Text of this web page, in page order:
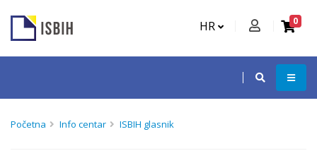
HR 0
Početna Info centar ISBIH glasnik